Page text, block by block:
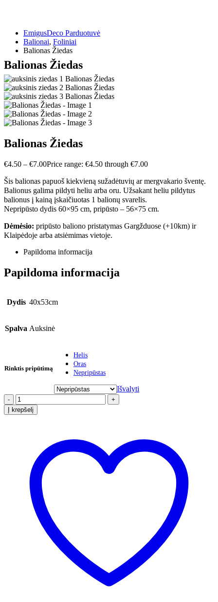
EmigusDeco Parduotuvė
Balionai, Foliniai
Balionas Žiedas
Balionas Žiedas
Balionas Žiedas
€4.50 – €7.00Price range: €4.50 through €7.00
Šis balionas papuoš kiekvieną sužadėtuvių ar mergvakario šventę.
Balionus galima pildyti heliu arba oru. Užsakant heliu pildytus
balionus į kainą įskaičiuotas 1 balionų svarelis.
Nepripūsto dydis 60×95 cm, pripūsto – 56×75 cm.
Dėmėsio: pripūsto baliono pristatymas Gargžduose (+10km) ir
Klaipėdoje arba atsiėmimas vietoje.
Papildoma informacija
Papildoma informacija
Dydis 40x53cm
Spalva Auksinė
Rinktis pripūtimą
Helis
Oras
Nepripūstas
Išvalyti
-
+
Į krepšelį